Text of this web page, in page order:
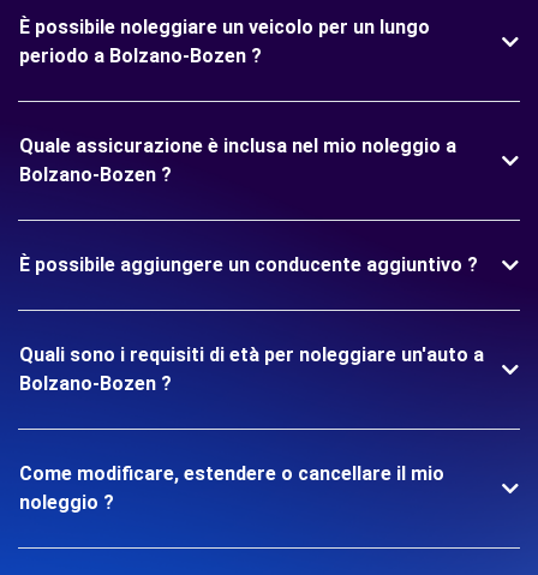
È possibile noleggiare un veicolo per un lungo
periodo a Bolzano-Bozen ?
Quale assicurazione è inclusa nel mio noleggio a
Bolzano-Bozen ?
È possibile aggiungere un conducente aggiuntivo ?
Quali sono i requisiti di età per noleggiare un'auto a
Bolzano-Bozen ?
Come modificare, estendere o cancellare il mio
noleggio ?